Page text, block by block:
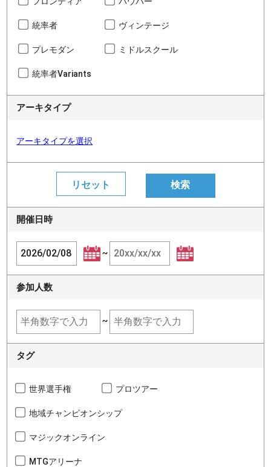
統率者 ヴィンテージ
プレモダン ミドルスクール
統率者Variants
アーキタイプ
アーキタイプを選択
開催日時
~
参加人数
~
タグ
世界選手権 プロツアー
地域チャンピオンシップ
マジックオンライン
MTGアリーナ